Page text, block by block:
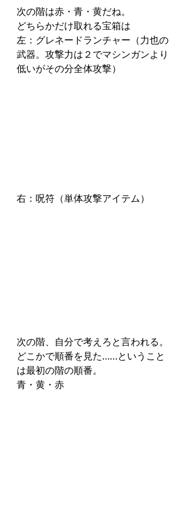
次の階は赤・青・黄だね。
どちらかだけ取れる宝箱は
左：グレネードランチャー（力也の
武器。攻撃力は２でマシンガンより
低いがその分全体攻撃）
右：呪符（単体攻撃アイテム）
次の階、自分で考えろと言われる。
どこかで順番を見た……ということ
は最初の階の順番。
青・黄・赤